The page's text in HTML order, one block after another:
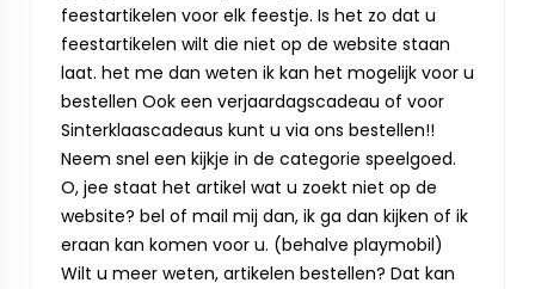
feestartikelen voor elk feestje. Is het zo dat u
feestartikelen wilt die niet op de website staan
laat. het me dan weten ik kan het mogelijk voor u
bestellen Ook een verjaardagscadeau of voor
Sinterklaascadeaus kunt u via ons bestellen!!
Neem snel een kijkje in de categorie speelgoed.
O, jee staat het artikel wat u zoekt niet op de
website? bel of mail mij dan, ik ga dan kijken of ik
eraan kan komen voor u. (behalve playmobil)
Wilt u meer weten, artikelen bestellen? Dat kan